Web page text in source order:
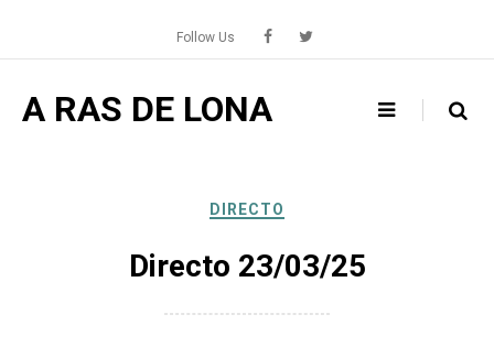
content
Follow Us
A RAS DE LONA
DIRECTO
Directo 23/03/25